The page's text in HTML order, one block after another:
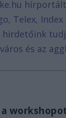
Telex, Index
és az